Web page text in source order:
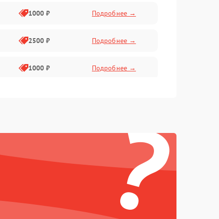
1000 ₽ Подробнее →
2500 ₽ Подробнее →
1000 ₽ Подробнее →
1000 ₽
Подробнее →
?